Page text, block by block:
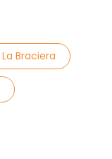
La Braciera